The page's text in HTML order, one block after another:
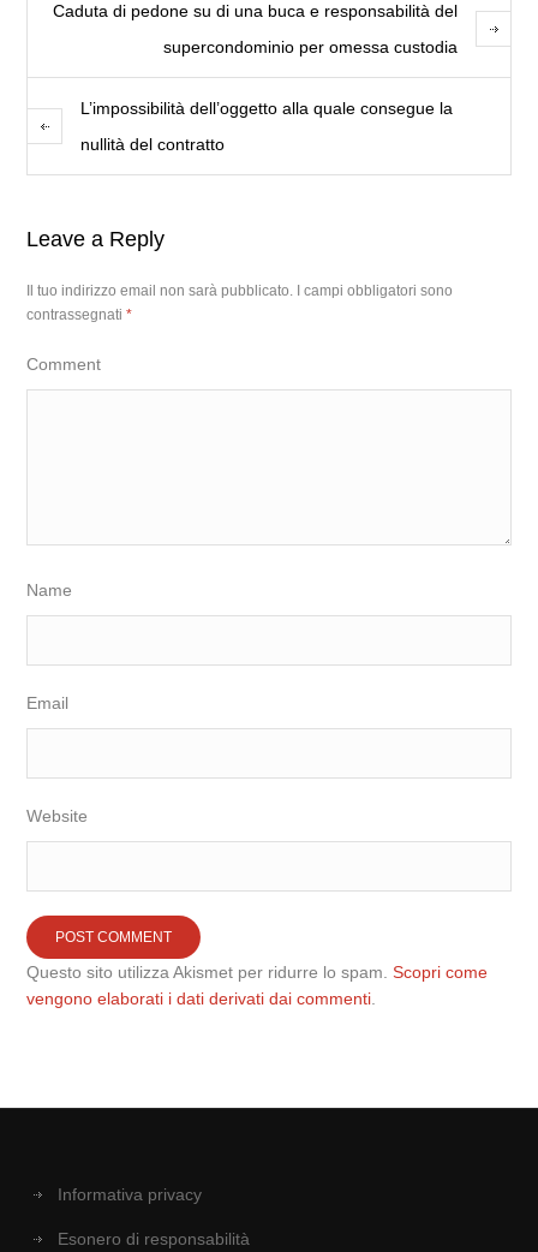
Caduta di pedone su di una buca e responsabilità del
supercondominio per omessa custodia
L’impossibilità dell’oggetto alla quale consegue la
nullità del contratto
Leave a Reply
Il tuo indirizzo email non sarà pubblicato.
I campi obbligatori sono
contrassegnati*
Comment
Name
Email
Website
Questo sito utilizza Akismet per ridurre lo spam.Scopri come
vengono elaborati i dati derivati dai commenti
Informativa privacy
Esonero di responsabilità